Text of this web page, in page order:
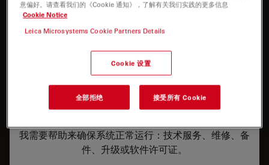
有什么可以帮到您的吗？
服务与支持
我需要帮助来确保系统正常运行：技术服务、维修、备
件、升级或软件许可证。
意偏好。请查看我们的《Cookie 通知》，了解有关我们实践的更多信息
Cookie Notice
Leica Microsystems Cookie Partners Details
Cookie 设置
全部拒绝 接受所有 Cookie